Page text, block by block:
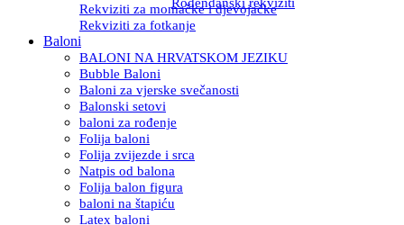
Rekviziti za momačke i djevojačke
Rekviziti za fotkanje
Baloni
BALONI NA HRVATSKOM JEZIKU
Bubble Baloni
Baloni za vjerske svečanosti
Balonski setovi
baloni za rođenje
Folija baloni
Folija zvijezde i srca
Natpis od balona
Folija balon figura
baloni na štapiću
Latex baloni